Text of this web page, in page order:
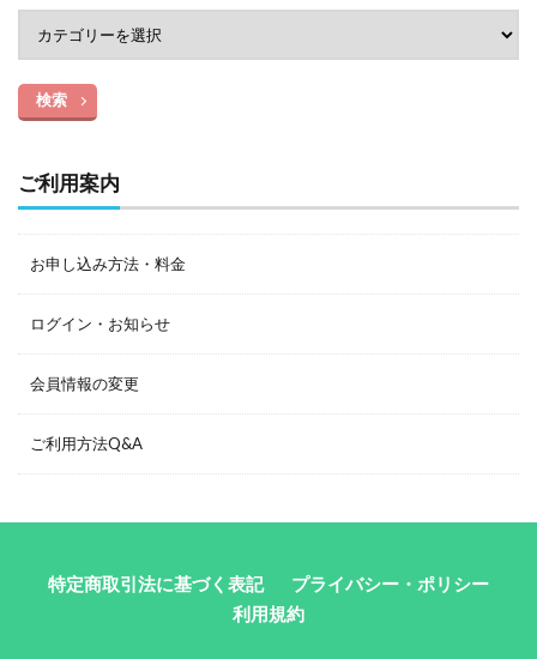
検索
ご利用案内
お申し込み方法・料金
ログイン・お知らせ
会員情報の変更
ご利用方法Q&A
特定商取引法に基づく表記
プライバシー・ポリシー
利用規約